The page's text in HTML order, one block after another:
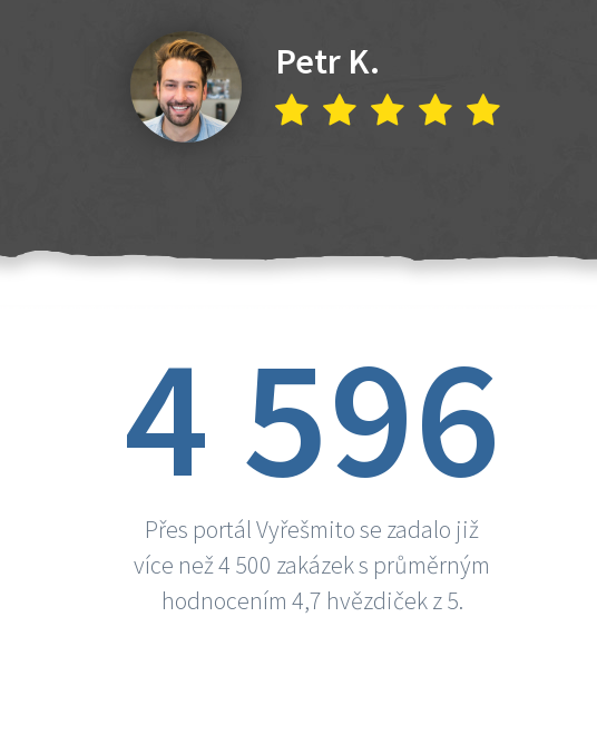
Petr K.
4 596
Přes portál Vyřešmito se zadalo již
více než 4 500 zakázek s průměrným
hodnocením 4,7 hvězdiček z 5.